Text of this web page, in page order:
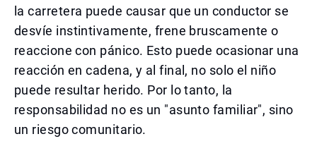
la carretera puede causar que un conductor se
desvíe instintivamente, frene bruscamente o
reaccione con pánico. Esto puede ocasionar una
reacción en cadena, y al final, no solo el niño
puede resultar herido. Por lo tanto, la
responsabilidad no es un "asunto familiar", sino
un riesgo comunitario.